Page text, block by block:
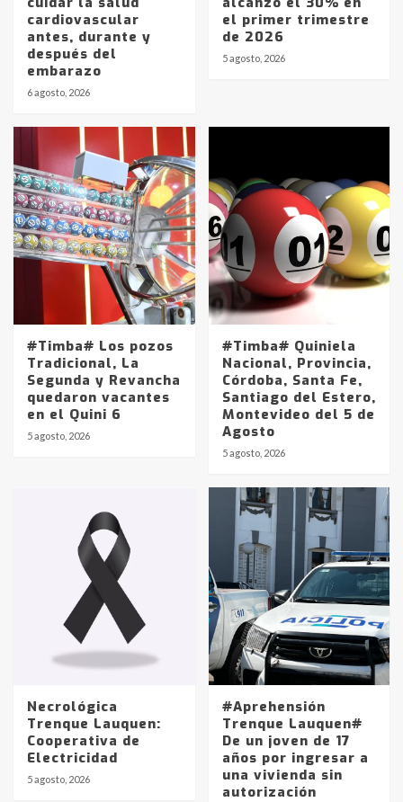
cardiovascular
antes, durante y
después del
embarazo
6 agosto, 2026
el primer trimestre
de 2026
5 agosto, 2026
#Timba# Los pozos
Tradicional, La
Segunda y Revancha
quedaron vacantes
en el Quini 6
5 agosto, 2026
#Timba# Quiniela
Nacional, Provincia,
Córdoba, Santa Fe,
Santiago del Estero,
Montevideo del 5 de
Agosto
5 agosto, 2026
Necrológica
Trenque Lauquen:
Cooperativa de
Electricidad
5 agosto, 2026
#Aprehensión
Trenque Lauquen#
De un joven de 17
años por ingresar a
una vivienda sin
autorización
Identidad de los adolescentes
pampeanos que fueron
en la mañana del lunes
Accidente en Ruta 5: falleció un
joven de Trenque Lauquen
Los precios de los combustibles en
La Pampa, desde YPF hasta Axion
entre 857 a 1338 pesos
La Bolsa de Cereales de Bahía
Blanca anticipa que Agosto vendrá
con lluvias y heladas, en gran parte